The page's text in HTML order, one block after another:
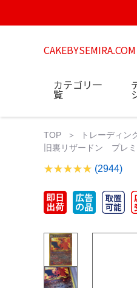
CAKEBYSEMIRA.COM
カテゴリ一
覧
TOP トレーディン
旧裏リザードン プレミ
(2944)